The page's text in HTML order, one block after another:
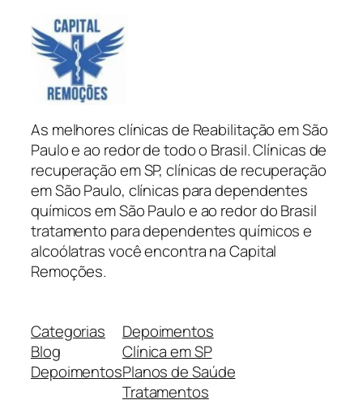
As melhores clínicas de Reabilitação em São
Paulo e ao redor de todo o Brasil. Clínicas de
recuperação em SP, clínicas de recuperação
em São Paulo, clínicas para dependentes
químicos em São Paulo e ao redor do Brasil
tratamento para dependentes químicos e
alcoólatras você encontra na Capital
Remoções.
Categorias
Blog
Depoimentos
Depoimentos
Clínica em SP
Planos de Saúde
Tratamentos